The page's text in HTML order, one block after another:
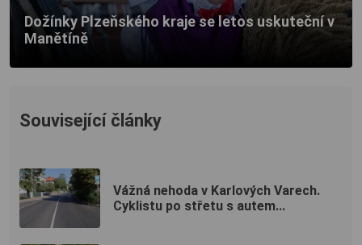
Dožínky Plzeňského kraje se letos uskuteční v
Manětíně
Související články
Vážná nehoda v Karlových Varech.
Cyklistu po střetu s autem...